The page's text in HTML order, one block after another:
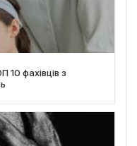
10 фахівців з